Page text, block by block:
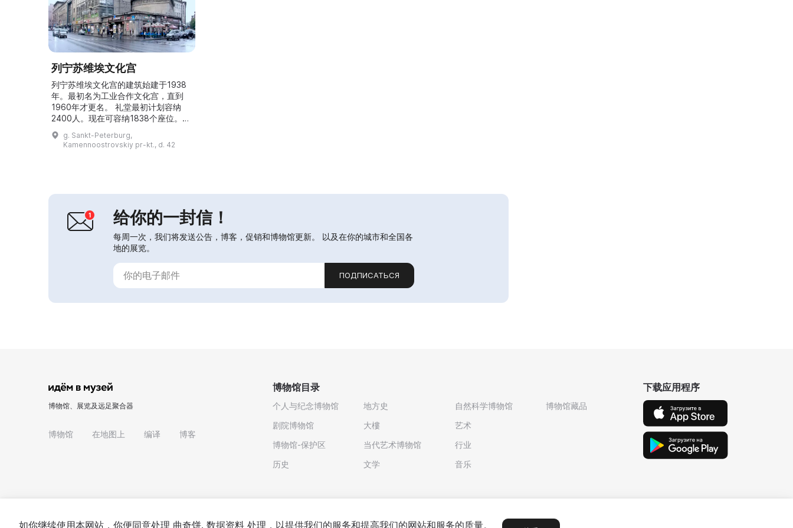
列宁苏维埃文化宫
列宁苏维埃文化宫的建筑始建于1938
年。最初名为工业合作文化宫，直到
1960年才更名。 礼堂最初计划容纳
2400人。现在可容纳1838个座位。
由于礼堂的良好技术设备，列宁苏维埃
文化宫可举办各种形式的活动：既有与
俄罗斯明星的流行音乐演出，也有外国
的场地内，还开设有面向儿童和成人
g. Sankt-Peterburg,
Kamennoostrovskiy pr-kt., d. 42
给你的一封信！
每周一次，我们将发送公告，博客，促销和博物馆更新。 以及在你的城市和全国各
地的展览。
ПОДПИСАТЬСЯ
博物馆、展览及远足聚合器
博物馆 在地图上 编译 博客
博物馆目录
个人与纪念博物馆
剧院博物馆
博物馆-保护区
历史
地方史
大樓
当代艺术博物馆
文学
自然科学博物馆
艺术
行业
音乐
博物馆藏品
下载应用程序
如你继续使用本网站，你便同意处理 曲奇饼. 数据资料 处理，以提供我们的服务和提高我们的网站和服务的质量。